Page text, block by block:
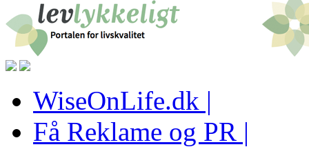
WiseOnLife.dk |
Få Reklame og PR |